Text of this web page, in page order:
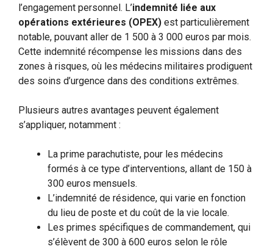
l’engagement personnel. L’indemnité liée aux
opérations extérieures (OPEX) est particulièrement
notable, pouvant aller de 1 500 à 3 000 euros par mois.
Cette indemnité récompense les missions dans des
zones à risques, où les médecins militaires prodiguent
des soins d’urgence dans des conditions extrêmes.
Plusieurs autres avantages peuvent également
s’appliquer, notamment :
La prime parachutiste, pour les médecins
formés à ce type d’interventions, allant de 150 à
300 euros mensuels.
L’indemnité de résidence, qui varie en fonction
du lieu de poste et du coût de la vie locale.
Les primes spécifiques de commandement, qui
s’élèvent de 300 à 600 euros selon le rôle